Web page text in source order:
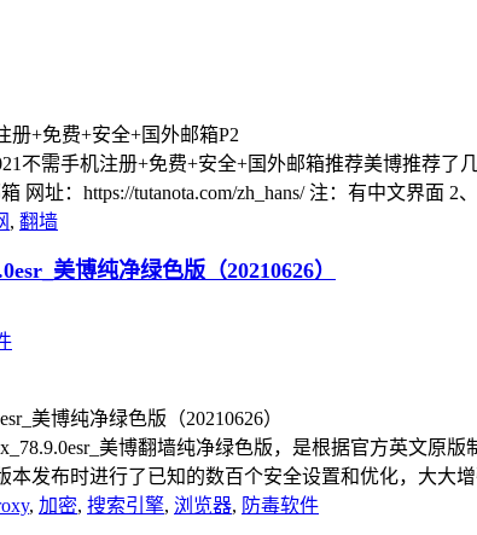
不需手机注册+免费+安全+国外邮箱推荐美博推荐
网址：https://tutanota.com/zh_hans/ 注：有中文界面 2
, 翻墙
美博纯净绿色版（20210626）
美博翻墙纯净绿色版，是根据官方英文
本发布时进行了已知的数百个安全设置和优化，大大
, 加密, 搜索引擎, 浏览器, 防毒软件